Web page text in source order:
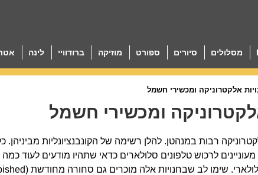
מסלולים סיורים ספורט מוזיקה ברודוויי לינה
אלקטרוניקה ומכשירי חשמל
ומכשירי חשמל
רבות במנהטן. להלן רשימה של הקונבנציונליות
לרכוש טלפונים סלולארים כדאי שתהיו מודעים לעוד כמה